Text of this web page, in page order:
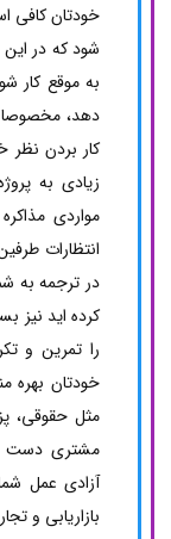
خودتان کافی
شود که در
به موقع کار
دهد، مخصوصا
کار بردن
زیادی به
مواردی
انتظارات
در ترجمه به
کرده اید نیز
را تمرین و
خودتان
مثل حقوقی،
مشتری دست
آزادی عمل
بازاریابی و